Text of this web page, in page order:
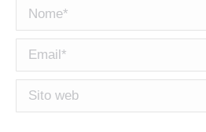
Nome *
Email *
Sito web